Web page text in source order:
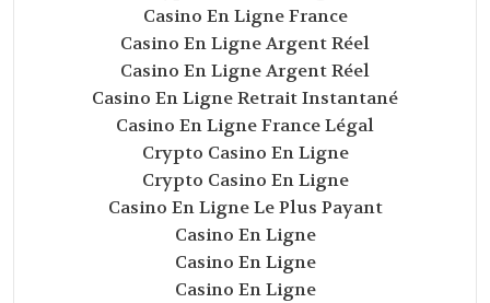
Casino En Ligne France
Casino En Ligne Argent Réel
Casino En Ligne Argent Réel
Casino En Ligne Retrait Instantané
Casino En Ligne France Légal
Crypto Casino En Ligne
Crypto Casino En Ligne
Casino En Ligne Le Plus Payant
Casino En Ligne
Casino En Ligne
Casino En Ligne